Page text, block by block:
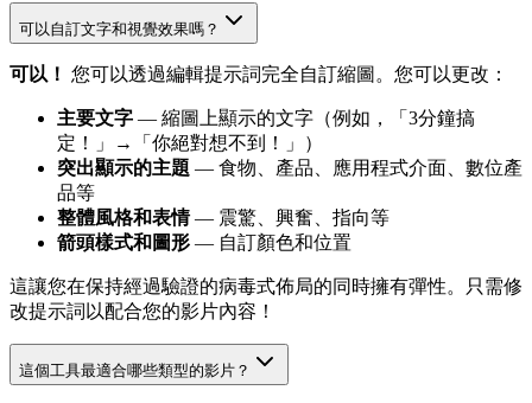
可以自訂文字和視覺效果嗎？
可以！ 您可以透過編輯提示詞完全自訂縮圖。您可以更改：
主要文字 — 縮圖上顯示的文字（例如，「3分鐘搞
定！」→「你絕對想不到！」）
突出顯示的主題 — 食物、產品、應用程式介面、數位產
品等
整體風格和表情— 震驚、興奮、指向等
箭頭樣式和圖形 — 自訂顏色和位置
這讓您在保持經過驗證的病毒式佈局的同時擁有彈性。只需修
改提示詞以配合您的影片內容！
這個工具最適合哪些類型的影片？